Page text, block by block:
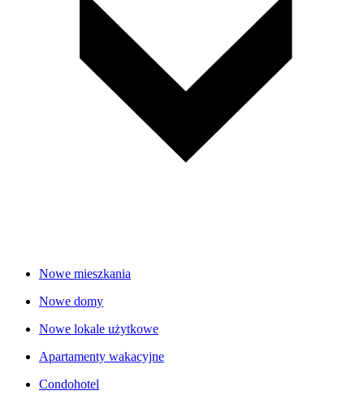
Nowe mieszkania
Nowe domy
Nowe lokale użytkowe
Apartamenty wakacyjne
Condohotel